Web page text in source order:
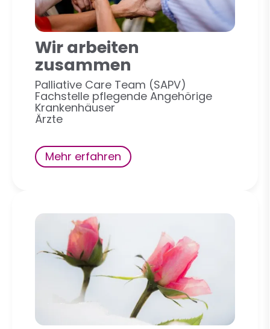
Wir arbeiten
zusammen
Palliative Care Team (SAPV)
Fachstelle pflegende Angehörige
Krankenhäuser
Ärzte
Mehr erfahren